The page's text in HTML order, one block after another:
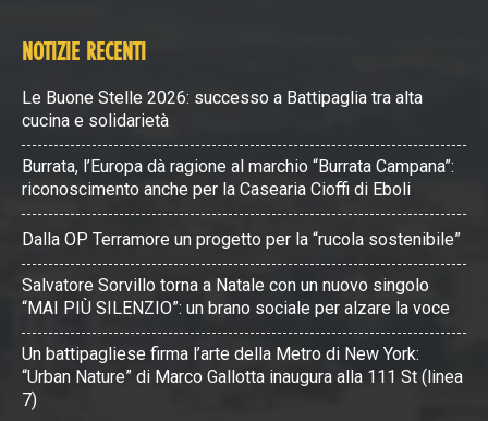
NOTIZIE RECENTI
Le Buone Stelle 2026: successo a Battipaglia tra alta
cucina e solidarietà
Burrata, l’Europa dà ragione al marchio “Burrata Campana”:
riconoscimento anche per la Casearia Cioffi di Eboli
Dalla OP Terramore un progetto per la “rucola sostenibile”
Salvatore Sorvillo torna a Natale con un nuovo singolo
“MAI PIÙ SILENZIO”: un brano sociale per alzare la voce
Un battipagliese firma l’arte della Metro di New York:
“Urban Nature” di Marco Gallotta inaugura alla 111 St (linea
7)